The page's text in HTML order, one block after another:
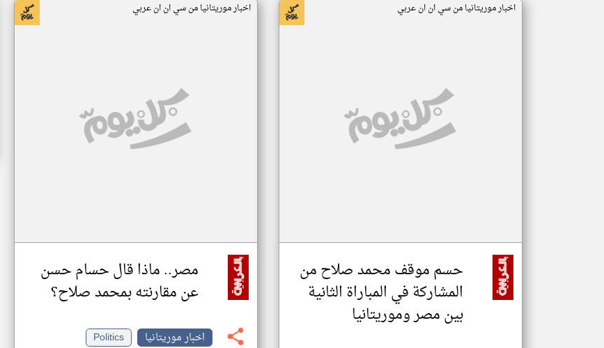
اخبار موريتانيا من سي ان ان عربي
حسم موقف محمد صلاح من
المشاركة في المباراة الثانية
بين مصر وموريتانيا
اخبار موريتانيا من سي ان ان عربي
مصر.. ماذا قال حسام حسن
عن مقارنته بمحمد صلاح؟
اخبار موريتانيا
Politics